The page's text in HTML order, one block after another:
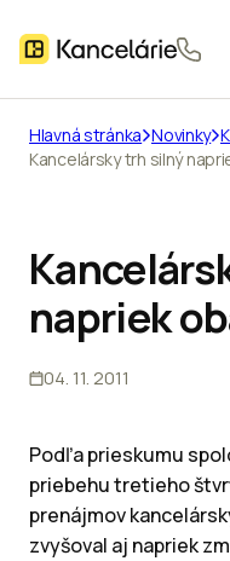
Hlavná stránka Novinky
Kancelársky trh silný
napriek
04. 11. 2011
Podľa prieskumu
priebehu tretieho
prenájmov
zvyšoval aj napriek